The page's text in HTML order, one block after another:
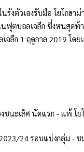
รังตัวเองรับมือ โยโกฮ
ตบอลเจลีก ซึ่งหนสุดท้
ลีก 1 ฤดูกาล 2019 โด
นะเลิศ นัดแรก - แพ้ โย
24 รอบแบ่งกลุ่ม - ช